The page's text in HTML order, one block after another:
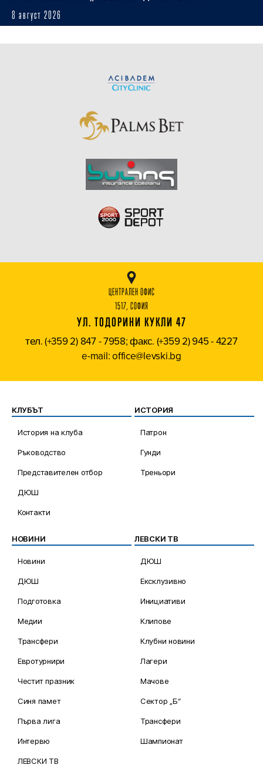
8 август 2026
ЦЕНТРАЛЕН ОФИС
1517, СОФИЯ
УЛ. ТОДОРИНИ КУКЛИ 47
тел. (+359 2) 847 - 7958; факс. (+359 2) 945 - 4227
e-mail: office@levski.bg
КЛУБЪТ
История на клуба
Ръководство
Представителен отбор
ДЮШ
Контакти
ИСТОРИЯ
Патрон
Гунди
Треньори
НОВИНИ
Новини
ДЮШ
Подготовка
Медии
Трансфери
Евротурнири
Честит празник
Синя памет
Първа лига
Интервю
ЛЕВСКИ ТВ
ЛЕВСКИ ТВ
ДЮШ
Ексклузивно
Инициативи
Клипове
Клубни новини
Лагери
Мачове
Сектор „Б“
Трансфери
Шампионат